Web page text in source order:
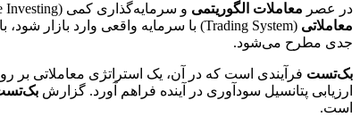
در عصر معاملات الگوریتمی و سرمایه‌گذاری کمی (Quantitative Investing)، اتکای کورکورانه به شهود یا استراتژی‌های صرفاً مبتنی بر حدس و گمان، مسیر مستقیم به سوی زیان است. پیش از آنکه یک
معاملاتی (Trading System) با سرمایه واقعی وارد بازار شود، باید قابلیت اطمینان و سودآوری آن در شرایط تاریخی بازار اثبات گردد. اینجا است که مفهوم
جدی مطرح می‌شود.
بک‌تست فرآیندی است که در آن، یک استراتژی معاملاتی بر
ارزیابی پتانسیل سودآوری در آینده فراهم آورد. گزارش
است.